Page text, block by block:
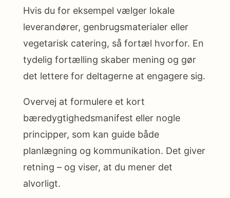
Hvis du for eksempel vælger lokale
leverandører, genbrugsmaterialer eller
vegetarisk catering, så fortæl hvorfor. En
tydelig fortælling skaber mening og gør
det lettere for deltagerne at engagere sig.
Overvej at formulere et kort
bæredygtighedsmanifest eller nogle
principper, som kan guide både
planlægning og kommunikation. Det giver
retning – og viser, at du mener det
alvorligt.